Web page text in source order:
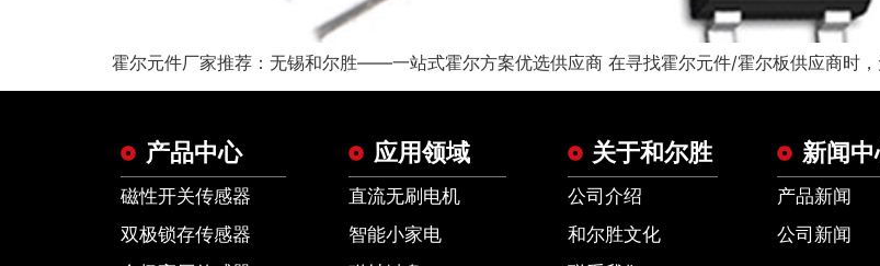
霍尔元件厂家推荐：无锡和尔胜——一站式霍尔方案优选供应商 在寻找霍尔元件/霍尔板供应商时
产品中心
磁性开关传感器
双极锁存传感器
应用领域
直流无刷电机
智能小家电
关于和尔胜
公司介绍
和尔胜文化
新闻中
产品新闻
公司新闻